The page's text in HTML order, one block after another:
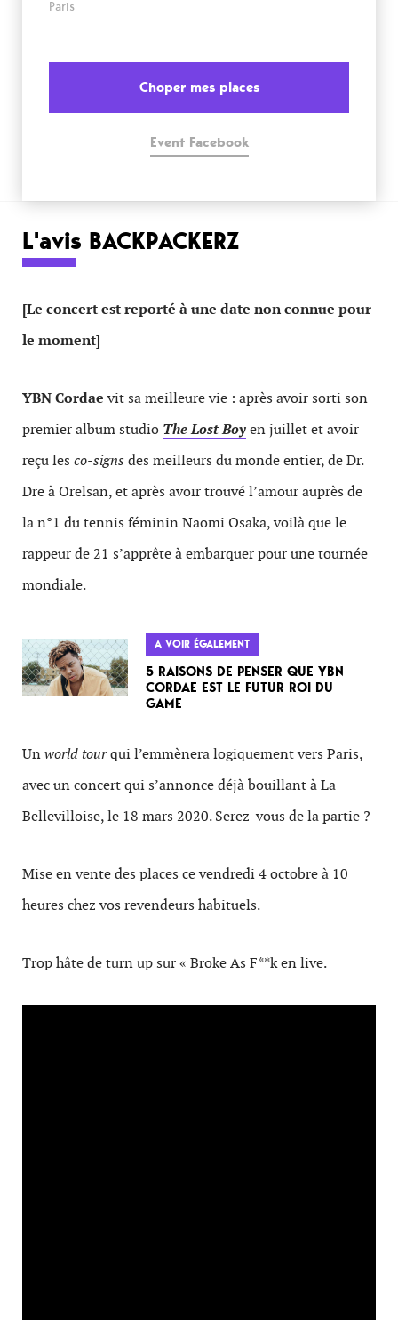
Paris
Choper mes places
Event Facebook
L'avis BACKPACKERZ
[Le concert est reporté à une date non connue pour
le moment]
YBN Cordaevit sa meilleure vie : après avoir sorti son
premier album studio The Lost Boyen juillet et avoir
reçu les co-signs des meilleurs du monde entier, de Dr.
Dre à Orelsan, et après avoir trouvé l’amour auprès de
la n°1 du tennis féminin Naomi Osaka, voilà que le
rappeur de 21 s’apprête à embarquer pour une tournée
mondiale.
A VOIR ÉGALEMENT
5 RAISONS DE PENSER QUE YBN
CORDAE EST LE FUTUR ROI DU
GAME
Unworld tourqui l’emmènera logiquement vers Paris,
avec un concert qui s’annonce déjà bouillant à La
Bellevilloise, le 18 mars 2020. Serez-vous de la partie ?
Mise en vente des places ce vendredi 4 octobre à 10
heures chez vos revendeurs habituels.
Trop hâte de turn up sur « Broke As F**k en live.